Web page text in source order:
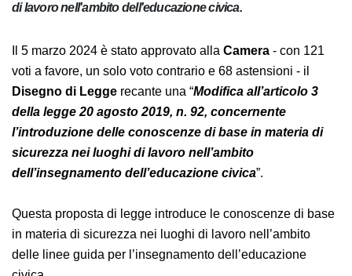
di lavoro nell'ambito dell'educazione civica.
Il 5 marzo 2024 è stato approvato alla Camera - con 121
voti a favore, un solo voto contrario e 68 astensioni - il
Disegno di Legge recante una “Modifica all’articolo 3
della legge 20 agosto 2019, n. 92, concernente
l’introduzione delle conoscenze di base in materia di
sicurezza nei luoghi di lavoro nell’ambito
dell’insegnamento dell’educazione civica”.
Questa proposta di legge introduce le conoscenze di base
in materia di sicurezza nei luoghi di lavoro nell’ambito
delle linee guida per l’insegnamento dell’educazione